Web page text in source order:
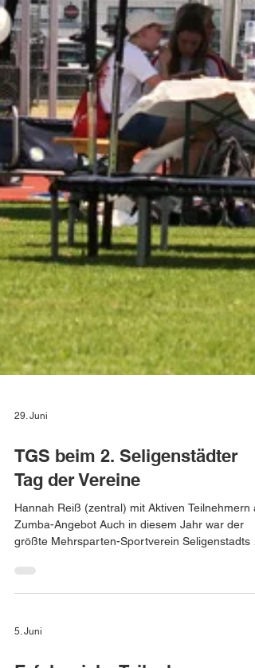
29. Juni
TGS beim 2. Seligenstädter
Tag der Vereine
Hannah Reiß (zentral) mit Aktiven Teilnehmern
Zumba-Angebot Auch in diesem Jahr war der
präsentierten sich zahlreiche Vereine, luden zu